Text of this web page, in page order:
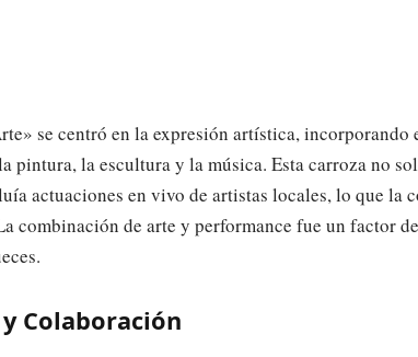
se centró en la expresión artística, incorporando
pintura, la escultura y la música. Esta carroza no
actuaciones en vivo de artistas locales, lo que la
combinación de arte y performance fue un factor
Colaboración